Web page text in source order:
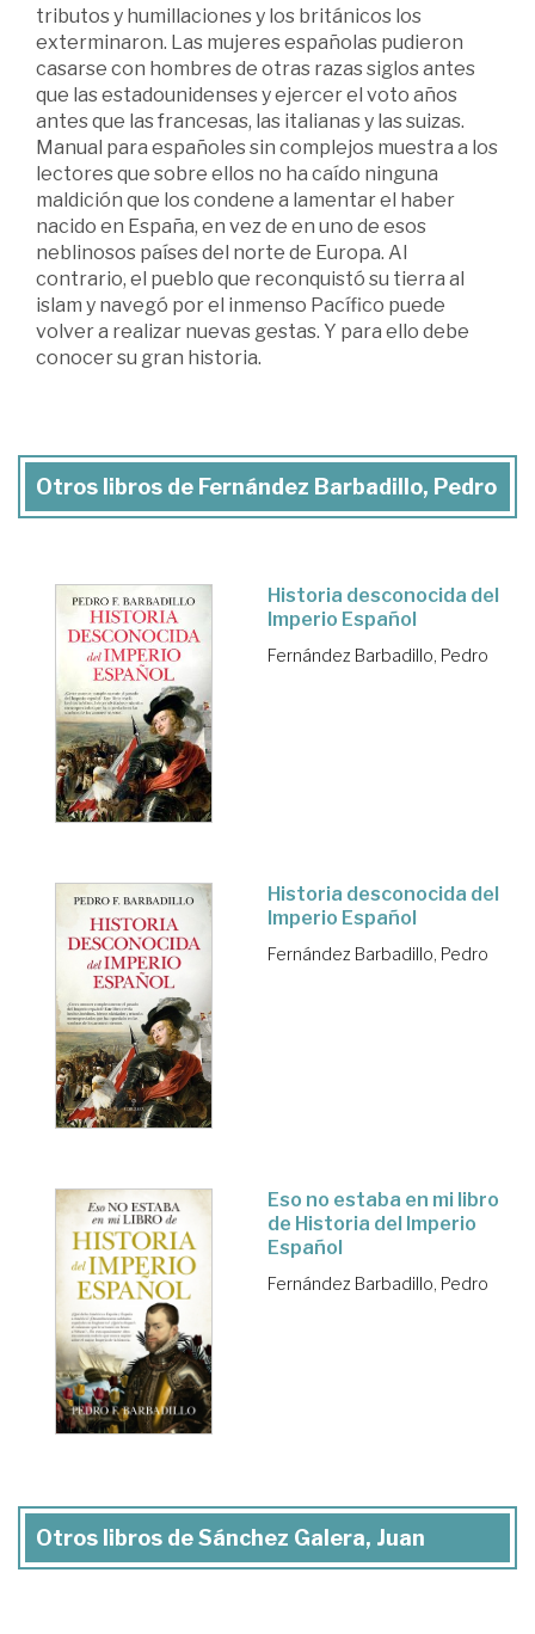
tributos y humillaciones y los británicos los
exterminaron. Las mujeres españolas pudieron
casarse con hombres de otras razas siglos antes
que las estadounidenses y ejercer el voto años
antes que las francesas, las italianas y las suizas.
Manual para españoles sin complejos muestra a los
lectores que sobre ellos no ha caído ninguna
maldición que los condene a lamentar el haber
nacido en España, en vez de en uno de esos
neblinosos países del norte de Europa. Al
contrario, el pueblo que reconquistó su tierra al
islam y navegó por el inmenso Pacífico puede
volver a realizar nuevas gestas. Y para ello debe
conocer su gran historia.
Otros libros de Fernández Barbadillo, Pedro
Historia desconocida del
Imperio Español
Fernández Barbadillo, Pedro
Historia desconocida del
Imperio Español
Fernández Barbadillo, Pedro
Eso no estaba en mi libro
de Historia del Imperio
Español
Fernández Barbadillo, Pedro
Otros libros de Sánchez Galera, Juan